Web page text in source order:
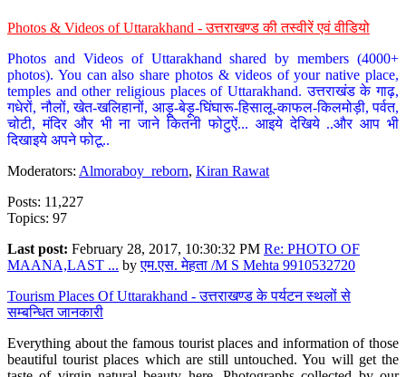
Photos & Videos of Uttarakhand - उत्तराखण्ड की तस्वीरें एवं वीडियो
Photos and Videos of Uttarakhand shared by members (4000+
photos). You can also share photos & videos of your native place,
temples and other religious places of Uttarakhand. उत्तराखंड के गाढ़,
गधेरों, नौलों, खेत-खलिहानों, आड़ू-बेड़ू-घिंघारू-हिसालू-काफल-किलमोड़ी, पर्वत,
चोटी, मंदिर और भी ना जाने कितनी फोटुऐं... आइये देखिये ..और आप भी
दिखाइये अपने फोटू..
Moderators: Almoraboy_reborn, Kiran Rawat
Posts: 11,227
Topics: 97
Last post: February 28, 2017, 10:30:32 PM Re: PHOTO OF
MAANA,LAST ... byएम.एस. मेहता /M S Mehta 9910532720
Tourism Places Of Uttarakhand - उत्तराखण्ड के पर्यटन स्थलों से
सम्बन्धित जानकारी
Everything about the famous tourist places and information of those
beautiful tourist places which are still untouched. You will get the